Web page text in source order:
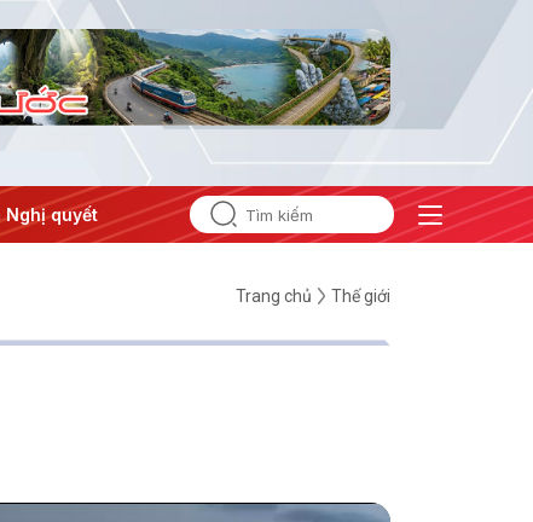
hành động
Trang chủ Thế giới